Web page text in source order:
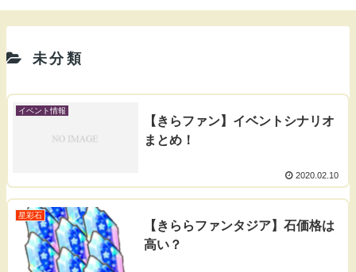
未分類
イベント情報
【きらファン】イベントシナリオ
まとめ！
2020.02.10
星彩石
【きららファンタジア】石価格は
高い？